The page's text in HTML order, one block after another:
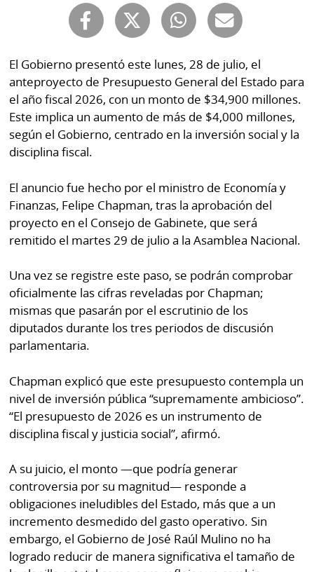
Buscador
Comunicados
Catálogos
Lotería
Kiosko
digital
RSS
Autores
Notas
al
lector
Buenas
prácticas
SITIOS
Metro
por
Metro
Panamá
Tus
Tiquetes
Cero
KM
Corprensa
Mi
Diario
Ellas
Club
La
Prensa
Fácil
⌾
Hoy
por
Hoy
⌾
Sábado
⌾
Tal
Cual
⌾
El Gobierno presentó este lunes, 28 de julio, el
anteproyecto de Presupuesto General del Estado para
el año fiscal 2026, con un monto de $34,900 millones.
Este implica un aumento de más de $4,000 millones,
según el Gobierno, centrado en la inversión social y la
disciplina fiscal.
El anuncio fue hecho por el ministro de Economía y
Finanzas, Felipe Chapman, tras la aprobación del
proyecto en el Consejo de Gabinete, que será
remitido el martes 29 de julio a la Asamblea Nacional.
Una vez se registre este paso, se podrán comprobar
oficialmente las cifras reveladas por Chapman;
mismas que pasarán por el escrutinio de los
diputados durante los tres periodos de discusión
parlamentaria.
Chapman explicó que este presupuesto contempla un
nivel de inversión pública “supremamente ambicioso”.
“El presupuesto de 2026 es un instrumento de
disciplina fiscal y justicia social”, afirmó.
A su juicio, el monto —que podría generar
controversia por su magnitud— responde a
obligaciones ineludibles del Estado, más que a un
incremento desmedido del gasto operativo. Sin
embargo, el Gobierno de José Raúl Mulino no ha
logrado reducir de manera significativa el tamaño de